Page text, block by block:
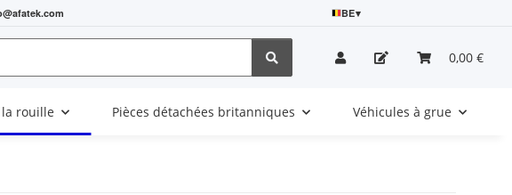
BE▾
0,00 €
rouille Pièces détachées britanniques Véhicules à grue